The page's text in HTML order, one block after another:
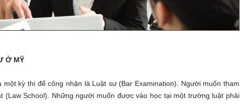
Ở MỸ
kỳ thi để công nhận là Luật sư (Bar Examination). Người muốn tham
(Law School). Những người muốn được vào học tại một trường luật phải